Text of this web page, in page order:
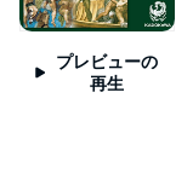
プレビューの
再生